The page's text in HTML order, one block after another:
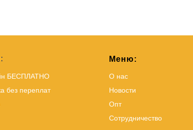
:
БЕСПЛАТНО
без переплат
Меню:
О нас
Новости
Опт
Сотрудничество